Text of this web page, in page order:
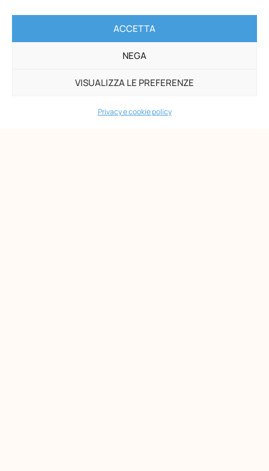
ACCETTA
NEGA
VISUALIZZA LE PREFERENZE
Privacy e cookie policy
Opera Nazionale Montessori